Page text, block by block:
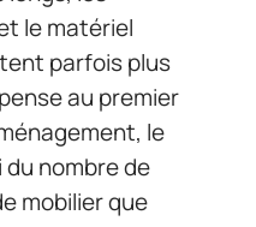
le matériel
parfois plus
au premier
le
nombre de
mobilier que